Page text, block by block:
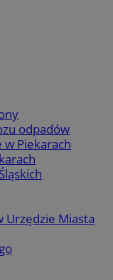
odpadów
w Piekarach
Urzędzie Miasta